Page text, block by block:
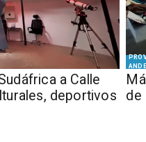
a Calle
deportivos
de